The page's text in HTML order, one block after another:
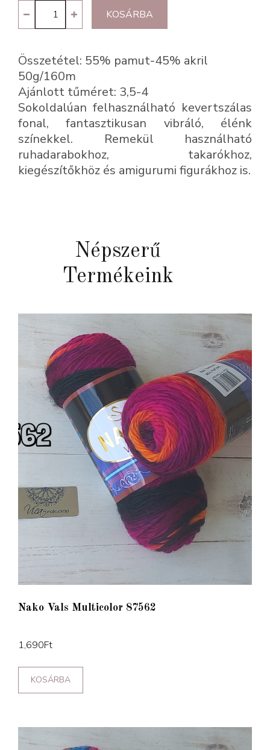
YarnArt
Jeans
8208
mennyiség
KOSÁRBA
Összetétel: 55% pamut-45% akril
50g/160m
Ajánlott tűméret: 3,5-4
Sokoldalúan felhasználható kevertszálas
fonal, fantasztikusan vibráló, élénk
színekkel. Remekül használható
ruhadarabokhoz, takarókhoz,
kiegészítőkhöz és amigurumi figurákhoz is.
Népszerű
Termékeink
Nako Vals Multicolor 87562
1,690Ft
KOSÁRBA